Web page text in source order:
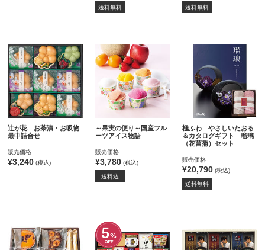
送料無料 送料無料
辻が花 お茶漬・お吸物
最中詰合せ
販売価格
¥3,240 (税込)
～果実の便り～国産フル
ーツアイス物語
販売価格
¥3,780(税込)
送料込
極ふわ やさしいたおる
＆カタログギフト 瑠璃
（花菖蒲）セット
販売価格
¥20,790 (税込)
送料無料